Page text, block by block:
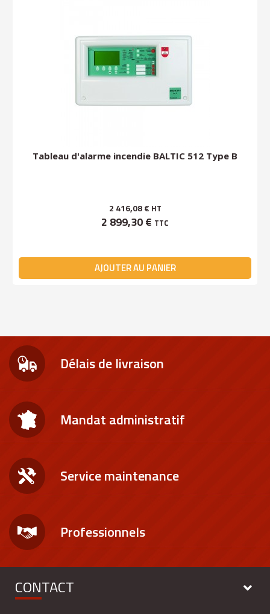
Tableau d'alarme incendie BALTIC 512 Type B
2 416,08 € HT
2 899,30 € TTC
AJOUTER AU PANIER
Délais de livraison
Mandat administratif
Service maintenance
Professionnels
CONTACT